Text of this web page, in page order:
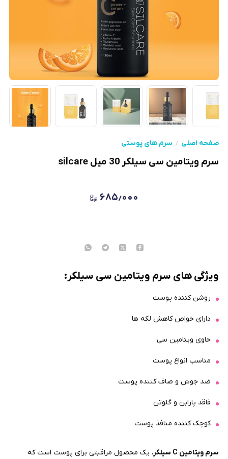
صفحه اصلی سرم های پوستی
سرم ویتامین سی سیلکر 30 میل silcare
۶۸۵٫۰۰۰
ویژگی های سرم ویتامین سی سیلکر:
روشن کننده پوست
دارای خواص کاهش لکه ها
حاوی ویتامین سی
مناسب انواع پوست
ضد جوش و صاف کننده پوست
فاقد پارابن و گلوتن
کوچک کننده منافذ پوست
سرم ویتامین C سیلکر
، یک محصول مراقبتی برای پوست است که